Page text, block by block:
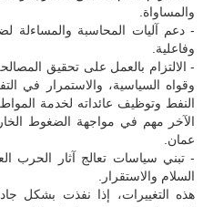
والمساواة.
- دعم آليات المحاسبة والمساءلة
وفاعلية.
- الالتزام بالعمل على تحقيق
وقواه السياسية، والاستمرار في
النفط وتوظيف عائداته لخدمة
الآخر مهم في مواجهة الضغوط
عمان.
- تبني سياسات تعالج آثار الحرب
السلام والاستقرار.
هذه التغييرات، إذا نفذت بشكل